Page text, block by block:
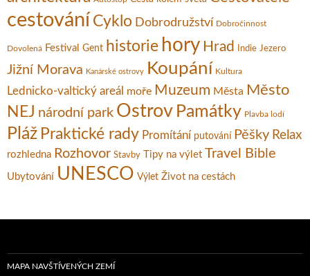
cestování Cyklo Dobrodružství Dobročinnost
Dovolená Festival Gent historie hory Hrad Indie Jezero
Jižní Morava Kanárské ostrovy Koupání Kultura
Lednicko-valtický areál moře Muzeum Města Město
NEJ národní park Ostrov Památky Plavba lodí
Pláž Praktické rady Promítání putování Pěšky Relax
rozhledna Rozhovor Stavby Tipy na výlet Travel Bible
Ubytování UNESCO Výlet Život na cestách
MAPA NAVŠTÍVENÝCH ZEMÍ